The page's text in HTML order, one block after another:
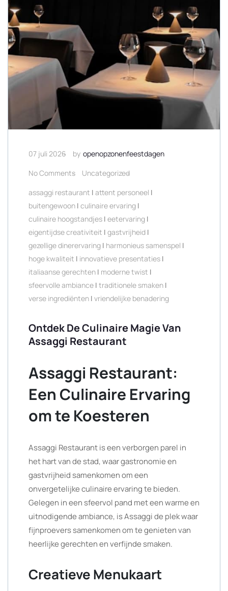
07 juli 2026 by openopzonenfeestdagen
No Comments
Uncategorized
assaggi restaurant | attent personeel |
buitengewoon | culinaire ervaring |
culinaire hoogstandjes | eetervaring |
eigentijdse creativiteit | gastvrijheid |
gezellige dinerervaring | harmonieus samenspel |
hoge kwaliteit | innovatieve presentaties |
italiaanse gerechten | moderne twist |
sfeervolle ambiance | traditionele smaken |
verse ingrediënten | vriendelijke benadering
Ontdek De Culinaire Magie Van
Assaggi Restaurant
Assaggi Restaurant:
Een Culinaire Ervaring
om te Koesteren
Assaggi Restaurant is een verborgen parel in
het hart van de stad, waar gastronomie en
gastvrijheid samenkomen om een
onvergetelijke culinaire ervaring te bieden.
Gelegen in een sfeervol pand met een warme en
uitnodigende ambiance, is Assaggi de plek waar
fijnproevers samenkomen om te genieten van
heerlijke gerechten en verfijnde smaken.
Creatieve Menukaart